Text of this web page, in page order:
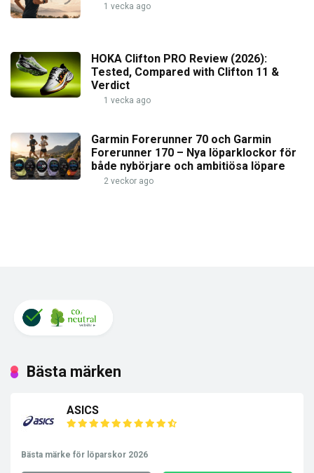
1 vecka ago
HOKA Clifton PRO Review (2026):
Tested, Compared with Clifton 11 &
Verdict
1 vecka ago
Garmin Forerunner 70 och Garmin
Forerunner 170 – Nya löparklockor för
både nybörjare och ambitiösa löpare
2 veckor ago
Bästa märken
ASICS
Bästa märke för löparskor 2026